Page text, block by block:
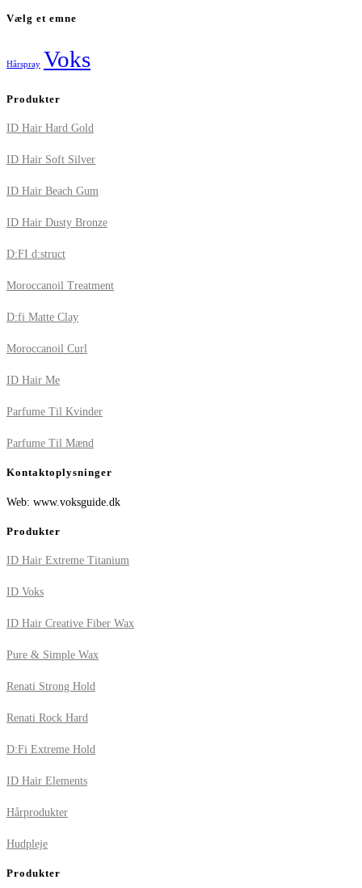
Vælg et emne
Hårspray Voks
Produkter
ID Hair Hard Gold
ID Hair Soft Silver
ID Hair Beach Gum
ID Hair Dusty Bronze
D:FI d:struct
Moroccanoil Treatment
D:fi Matte Clay
Moroccanoil Curl
ID Hair Me
Parfume Til Kvinder
Parfume Til Mænd
Kontaktoplysninger
Web: www.voksguide.dk
Produkter
ID Hair Extreme Titanium
ID Voks
ID Hair Creative Fiber Wax
Pure & Simple Wax
Renati Strong Hold
Renati Rock Hard
D:Fi Extreme Hold
ID Hair Elements
Hårprodukter
Hudpleje
Produkter